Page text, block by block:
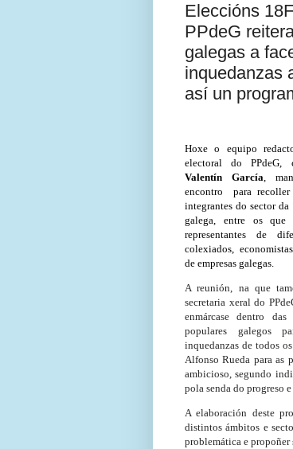
Eleccións
PPdeG
galegas a
inquedanzas
así un
Hoxe o equipo
electoral do PPdeG,
Valentín García ,
encontro
para recoller
integrantes do sector
galega, entre os que
representantes de
colexiados,
de empresas galegas.
A reunión, na que
secretaria xeral do
enmárcase dentro
populares galegos
inquedanzas de todos
Alfonso Rueda para as
ambicioso, segundo
pola senda do progreso
A elaboración deste
distintos ámbitos e
problemática e propoñer